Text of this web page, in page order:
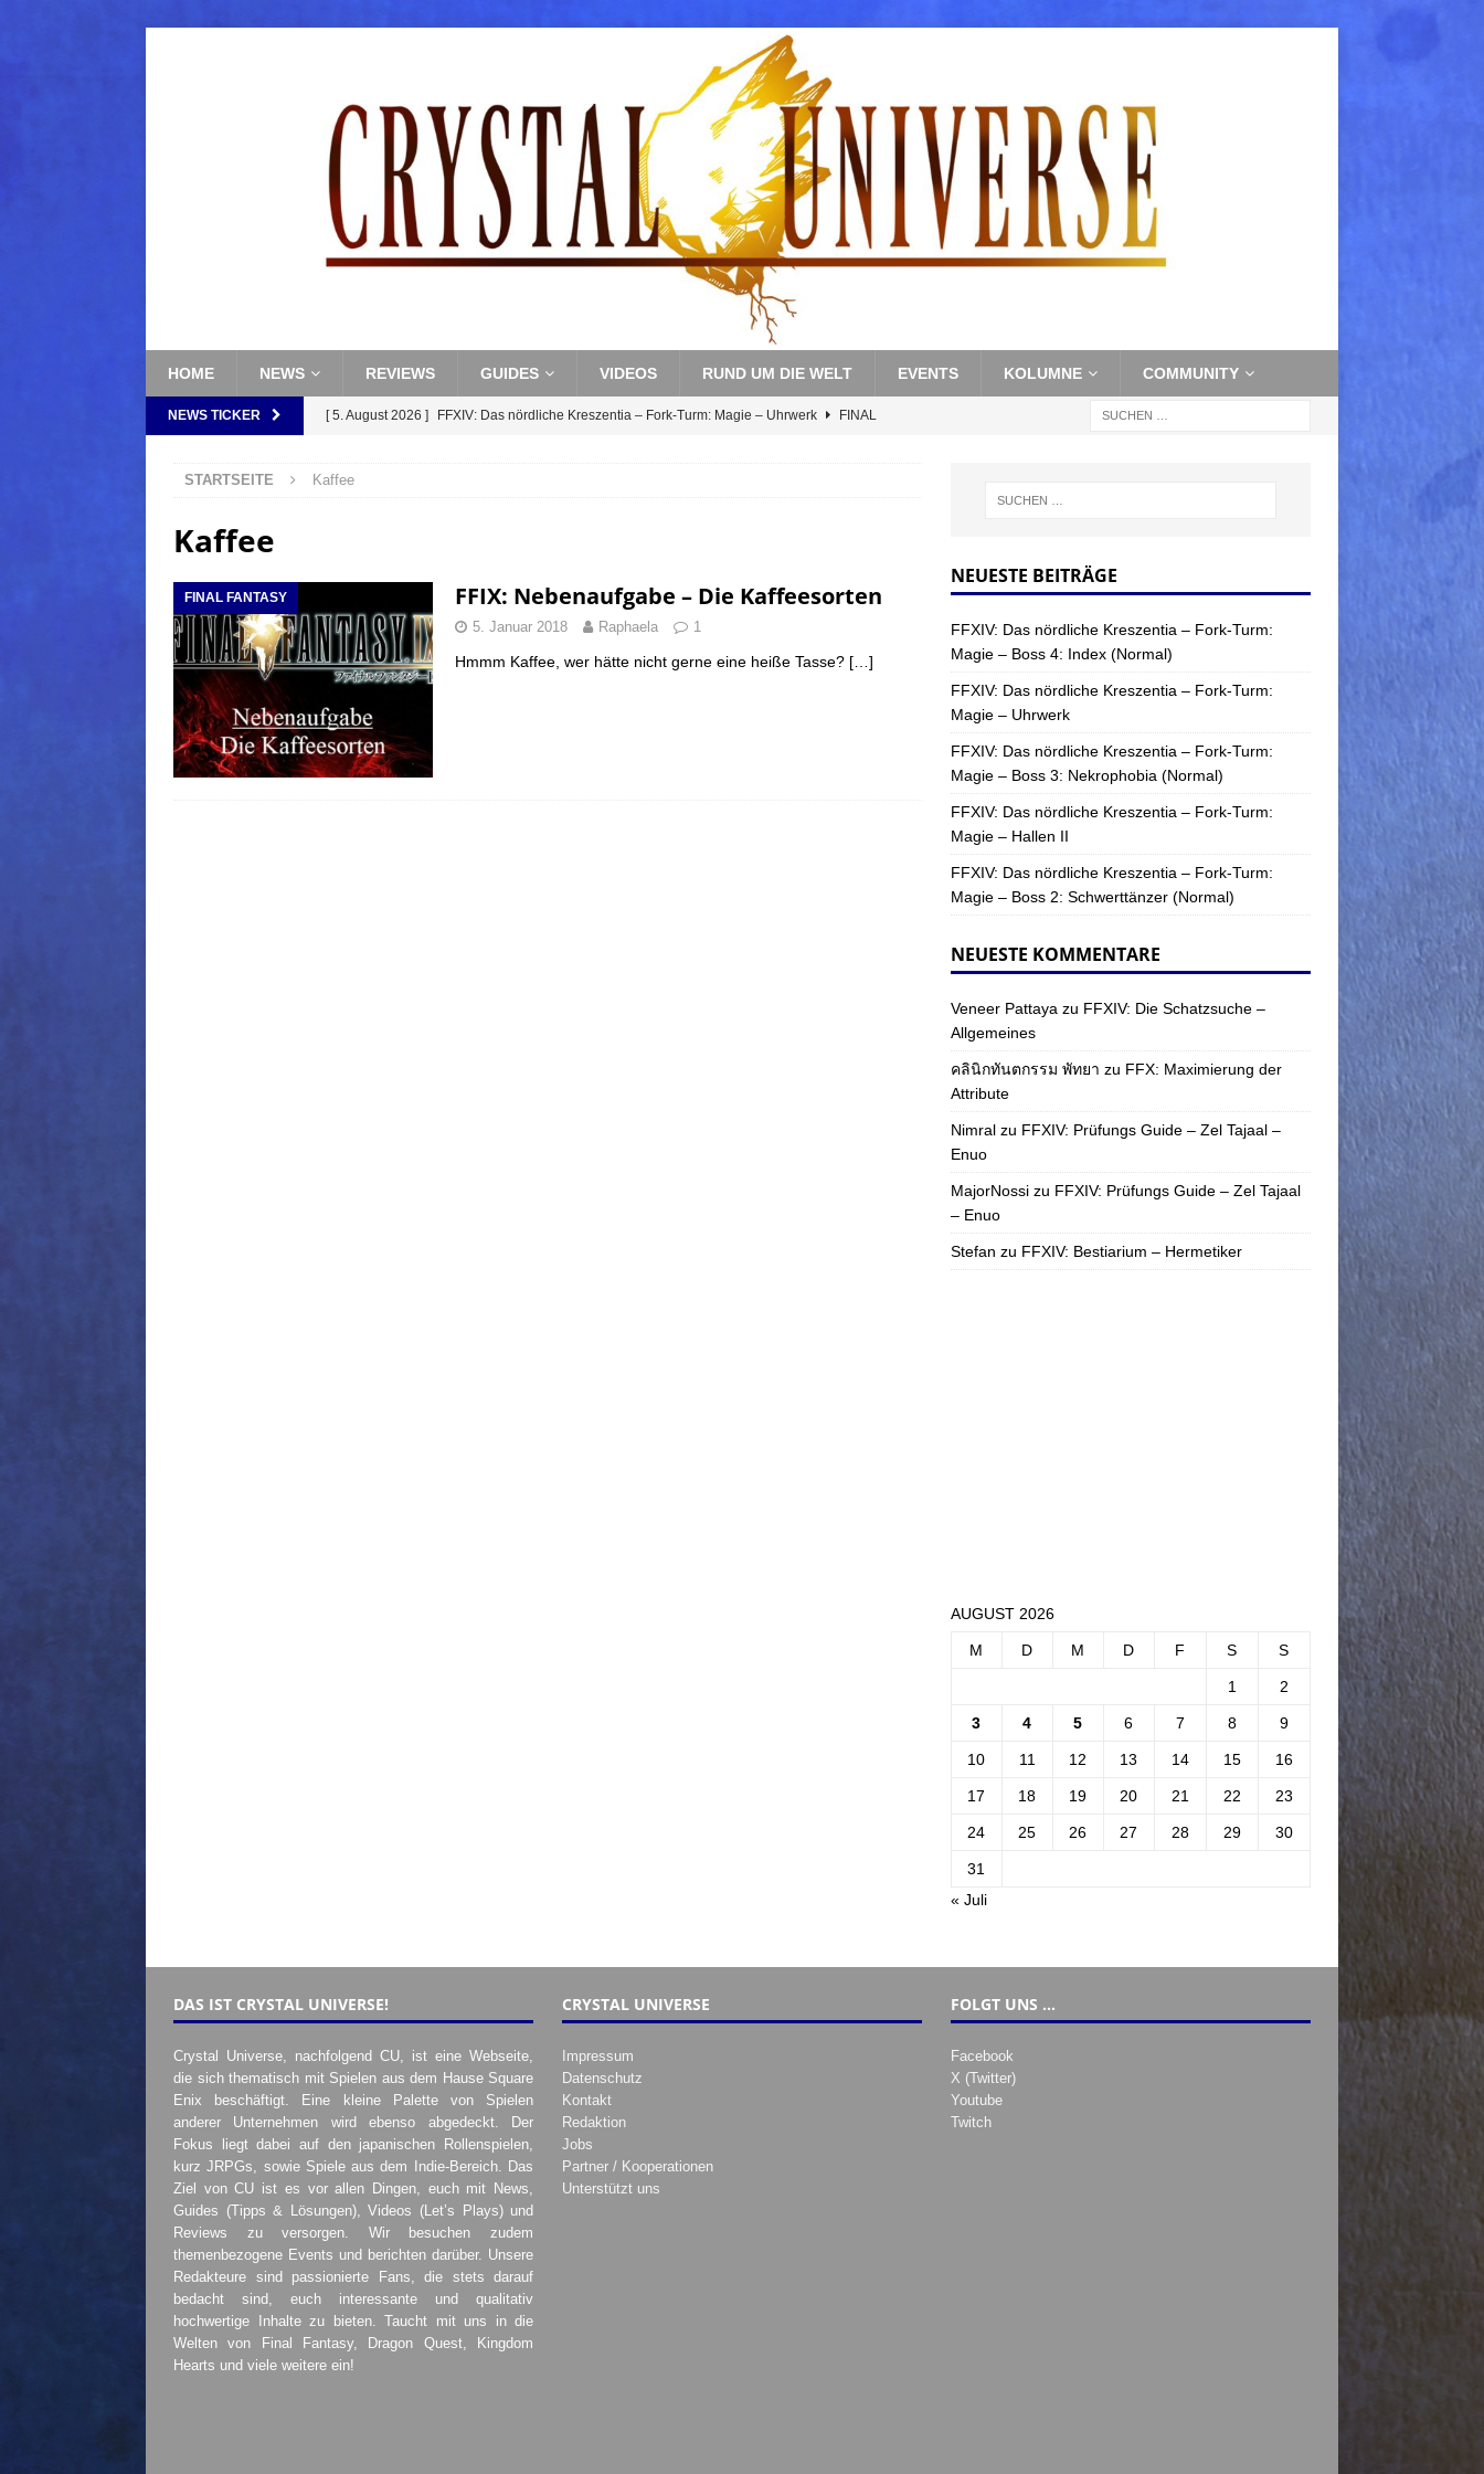
HOME NEWS REVIEWS GUIDES VIDEOS RUND UM DIE WELT EVENTS KOLUMNE COMMUNITY
NEWS TICKER [ 5. August 2026 ] FFXIV: Das nördliche Kreszentia – Fork-Turm: Magie – Uhrwerk FINAL
[ 5. August 2026 ]
(Normal) FINAL FANTASY
[ 5. August 2026 ]
FINAL FANTASY
STARTSEITE Kaffee
Kaffee
FINAL FANTASY FFIX: Nebenaufgabe – Die Kaffeesorten
5. Januar 2018 Raphaela 1
Hmmm Kaffee, wer hätte nicht gerne eine heiße Tasse? […]
NEUESTE BEITRÄGE
FFXIV: Das nördliche Kreszentia – Fork-Turm:
Magie – Boss 4: Index (Normal)
FFXIV: Das nördliche Kreszentia – Fork-Turm:
Magie – Uhrwerk
FFXIV: Das nördliche Kreszentia – Fork-Turm:
Magie – Boss 3: Nekrophobia (Normal)
FFXIV: Das nördliche Kreszentia – Fork-Turm:
Magie – Hallen II
FFXIV: Das nördliche Kreszentia – Fork-Turm:
Magie – Boss 2: Schwerttänzer (Normal)
NEUESTE KOMMENTARE
Veneer Pattaya zu FFXIV: Die Schatzsuche –
Allgemeines
คลินิกทันตกรรม พัทยา zu FFX: Maximierung der
Attribute
Nimralzu FFXIV: Prüfungs Guide – Zel Tajaal –
Enuo
MajorNossizu FFXIV: Prüfungs Guide – Zel Tajaal
– Enuo
Stefan zu FFXIV: Bestiarium – Hermetiker
AUGUST 2026
M D M D F S S
1 2
3 4 5 6 7 8 9
10 11 12 13 14 15 16
17 18 19 20 21 22 23
24 25 26 27 28 29 30
31
« Juli
DAS IST CRYSTAL UNIVERSE!
Crystal Universe, nachfolgend CU, ist eine Webseite,
die sich thematisch mit Spielen aus dem Hause Square
Enix beschäftigt. Eine kleine Palette von Spielen
anderer Unternehmen wird ebenso abgedeckt. Der
Fokus liegt dabei auf den japanischen Rollenspielen,
kurz JRPGs, sowie Spiele aus dem Indie-Bereich. Das
Ziel von CU ist es vor allen Dingen, euch mit News,
Guides (Tipps & Lösungen), Videos (Let’s Plays) und
Reviews zu versorgen. Wir besuchen zudem
themenbezogene Events und berichten darüber. Unsere
Redakteure sind passionierte Fans, die stets darauf
bedacht sind, euch interessante und qualitativ
hochwertige Inhalte zu bieten. Taucht mit uns in die
Welten von Final Fantasy, Dragon Quest, Kingdom
Hearts und viele weitere ein!
CRYSTAL UNIVERSE
Impressum
Datenschutz
Kontakt
Redaktion
Jobs
Partner / Kooperationen
Unterstützt uns
FOLGT UNS …
Facebook
X (Twitter)
Youtube
Twitch